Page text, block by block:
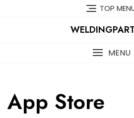
TOP
MENU
App Store